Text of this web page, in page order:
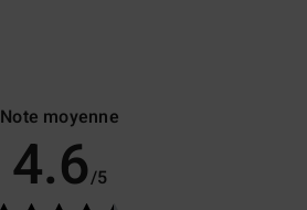
Note moyenne
4.6/5